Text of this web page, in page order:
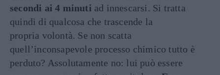
secondi ai 4 minuti ad innescarsi. Si tratta
quindi di qualcosa che trascende la
propria volontà. Se non scatta
quell’inconsapevole processo chimico tutto è
perduto? Assolutamente no: lui può essere